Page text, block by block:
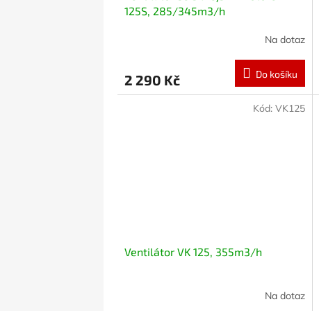
125S, 285/345m3/h
Na dotaz
2 290 Kč Do košíku
Ventilátor VK 125, 355m3/h
Na dotaz
Kód: VK125